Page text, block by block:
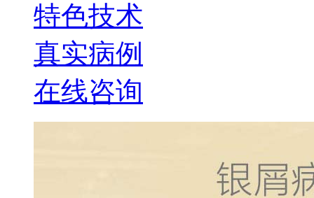
特色技术
真实病例
在线咨询